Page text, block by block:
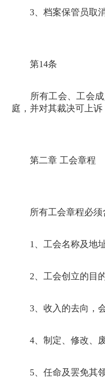
3、档案保管员取
第14条
所有工会、工会成
庭，并对其裁决可上
第二章 工会章程
所有工会章程必须
1、工会名称及地址
2、工会创立的目的
3、收入的去向，
4、制定、修改、
5、任命及罢免其